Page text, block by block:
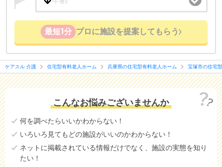
最短1分 プロに施設を提案してもらう
ケアスル 介護 住宅型有料老人ホーム 兵庫県の住宅型有料老人ホーム 宝塚市の住宅
こんなお悩みございませんか
何を調べたらいいかわからない！
いろいろ見てもどの施設がいいのかわからない！
ネットに掲載されている情報だけでなく、施設の実態を知り
たい！